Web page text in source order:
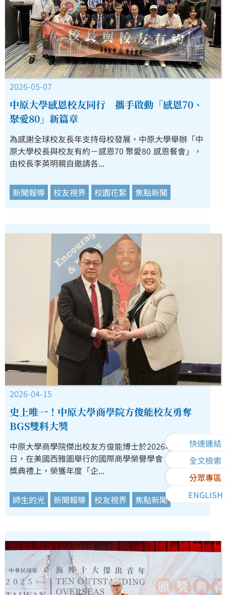
快速連結
全文檢索
分眾專區
ENGLISH
2026-05-07
中原大學感恩校友同行 攜手啟動「感恩70、
聚愛80」新篇章
為感謝全球校友長年支持母校發展，中原大學舉辦「中
原大學校長與校友有約－感恩70 聚愛80 感恩餐會」，
由校長李英明親自邀請各...
新聞報導 校友視界 校園花絮 焦點新聞
2026-04-15
史上唯一！中原大學商學院方俊能校友勇奪
BGS雙料大獎
中原大學商學院傑出校友方俊能博士於2026年4月14
日，在美國西雅圖舉行的國際商學榮譽學會（BGS）頒
獎典禮上，榮獲年度「企...
師生的光 新聞報導 校友視界 焦點新聞